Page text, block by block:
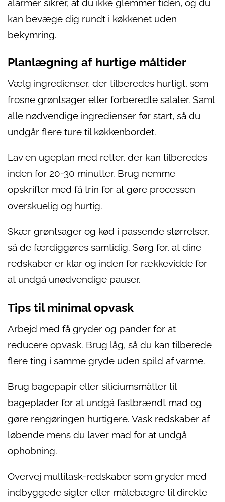
alarmer sikrer, at du ikke glemmer tiden, og du
kan bevæge dig rundt i køkkenet uden
bekymring.
Planlægning af hurtige måltider
Vælg ingredienser, der tilberedes hurtigt, som
frosne grøntsager eller forberedte salater. Saml
alle nødvendige ingredienser før start, så du
undgår flere ture til køkkenbordet.
Lav en ugeplan med retter, der kan tilberedes
inden for 20-30 minutter. Brug nemme
opskrifter med få trin for at gøre processen
overskuelig og hurtig.
Skær grøntsager og kød i passende størrelser,
så de færdiggøres samtidig. Sørg for, at dine
redskaber er klar og inden for rækkevidde for
at undgå unødvendige pauser.
Tips til minimal opvask
Arbejd med få gryder og pander for at
reducere opvask. Brug låg, så du kan tilberede
flere ting i samme gryde uden spild af varme.
Brug bagepapir eller siliciumsmåtter til
bageplader for at undgå fastbrændt mad og
gøre rengøringen hurtigere. Vask redskaber af
løbende mens du laver mad for at undgå
ophobning.
Overvej multitask-redskaber som gryder med
indbyggede sigter eller målebægre til direkte